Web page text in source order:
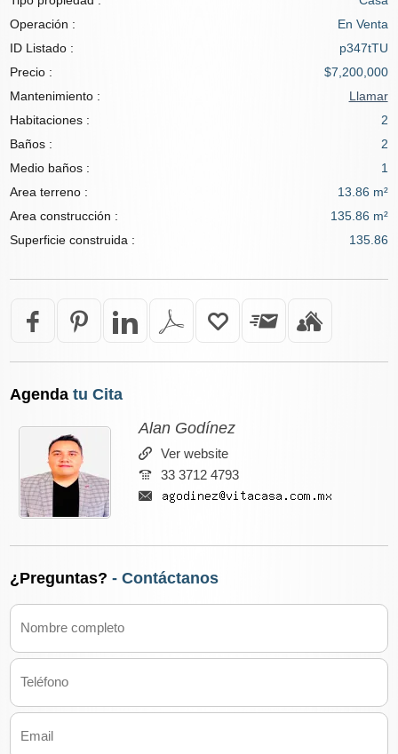
Operación :
En Venta
ID Listado :
p347tTU
Precio :
$7,200,000
Mantenimiento :
Llamar
Habitaciones :
2
Baños :
2
Medio baños :
1
Area terreno :
13.86 m²
Area construcción :
135.86 m²
Superficie construida :
135.86
Agenda tu Cita
Alan Godínez
Ver website
33 3712 4793
¿Preguntas? - Contáctanos